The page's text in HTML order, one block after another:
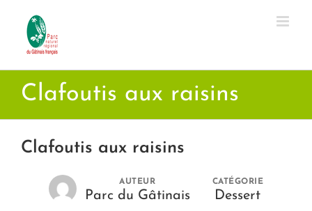
contenu
Clafoutis aux raisins
Clafoutis aux raisins
AUTEUR
Parc du Gâtinais
CATÉGORIE
Dessert